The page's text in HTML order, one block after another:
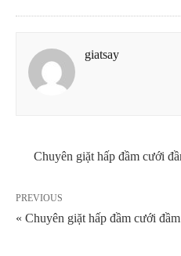
giatsay
Chuyên giặt hấp đầm cưới
PREVIOUS
« Chuyên giặt hấp đầm cưới